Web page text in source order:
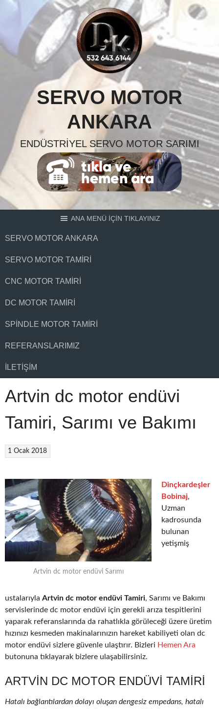
Skip
content
SERVO MOTOR
ANKARA
ENDÜSTRIYEL SERVO MOTOR SARIMI
ANA MENÜ İÇİN TIKLAYINIZ
SERVO MOTOR ANKARA
SERVO MOTOR TAMIRI
CNC MOTOR TAMIRI
DC MOTOR TAMIRI
SPINDLE MOTOR TAMIRI
REFERANSLARIMIZ
İLETIŞIM
Artvin dc motor endüvi
Tamiri, Sarımı ve Bakımı
1 Ocak 2018
Artvin dc motor endüvi Sarımı
Dinçkardeşler
Bobinaj,
Uzman
kadrosunda
bulunan
yetişmiş
ustalarıyla Artvin dc motor endüvi Tamiri, Sarımı ve Bakımı
servislerinde dc motor endüvi için gerekli arıza tespitlerini
yaparak referanslarında da rahatlıkla görüleceği üzere üretim
hızınızı kesmeden makinalarınızın hareket kabiliyeti olan dc
motor endüvi sizlere güvenle ulaştırır. Bizleri Hemen Ara
butonuna tıklayarak bizlere ulaşabilirsiniz.
ARTVIN DC MOTOR ENDÜVI TAMIRI
Hatalı bağlantılardan dolayı oluşan dengesiz empedans, hatalı